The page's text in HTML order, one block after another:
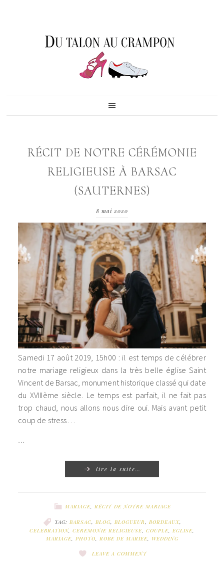
RÉCIT DE NOTRE CÉRÉMONIE
RELIGIEUSE À BARSAC
(SAUTERNES)
8 mai 2020
Samedi 17 août 2019, 15h00 : il est temps de célébrer
notre mariage religieux dans la très belle église Saint
Vincent de Barsac, monument historique classé qui date
du XVIIIème siècle. Le temps est parfait, il ne fait pas
trop chaud, nous allons nous dire oui. Mais avant petit
coup de stress…
…
lire la suite…
MARIAGE, RÉCIT DE NOTRE MARIAGE
TAG: BARSAC BLOG, BLOGUEUR BORDEAUX,
CELEBRATION, CEREMONIE RELIGIEUSE COUPLE EGLISE
MARIAGE, PHOTO ROBE DE MARIEE, WEDDING
LEAVE A COMMENT